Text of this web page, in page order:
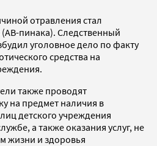
отравления стал
пинака). Следственный
уголовное дело по факту
средства на
также проводят
на предмет наличия в
детского учреждения
а также оказания услуг, не
жизни и здоровья